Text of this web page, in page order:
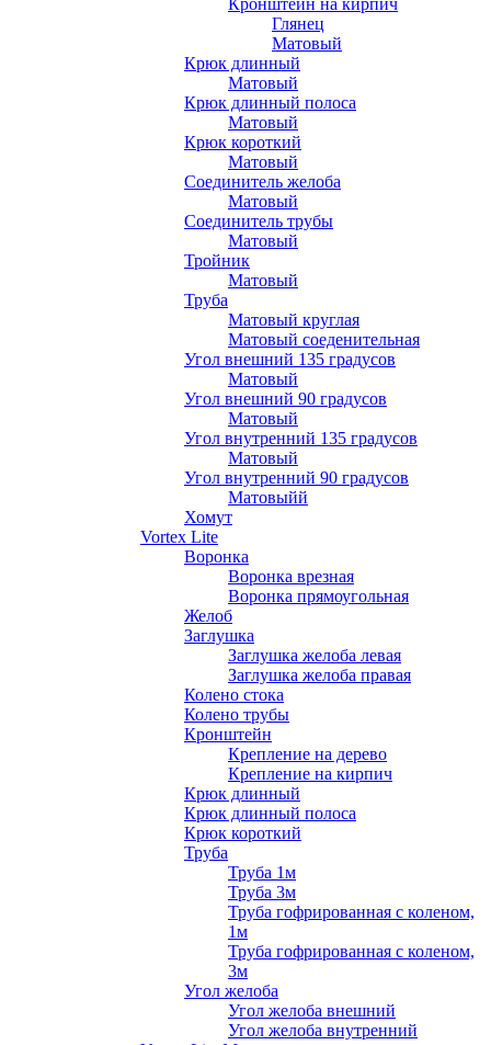
Кронштейн на кирпич
Глянец
Матовый
Крюк длинный
Матовый
Крюк длинный полоса
Матовый
Крюк короткий
Матовый
Соединитель желоба
Матовый
Соединитель трубы
Матовый
Тройник
Матовый
Труба
Матовый круглая
Матовый соеденительная
Угол внешний 135 градусов
Матовый
Угол внешний 90 градусов
Матовый
Угол внутренний 135 градусов
Матовый
Угол внутренний 90 градусов
Матовыйй
Хомут
Vortex Lite
Воронка
Воронка врезная
Воронка прямоугольная
Желоб
Заглушка
Заглушка желоба левая
Заглушка желоба правая
Колено стока
Колено трубы
Кронштейн
Крепление на дерево
Крепление на кирпич
Крюк длинный
Крюк длинный полоса
Крюк короткий
Труба
Труба 1м
Труба 3м
Труба гофрированная с коленом,
1м
Труба гофрированная с коленом,
3м
Угол желоба
Угол желоба внешний
Угол желоба внутренний